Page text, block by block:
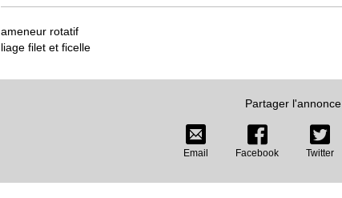
ameneur rotatif
liage filet et ficelle
Partager l'annonce
Email Facebook Twitter